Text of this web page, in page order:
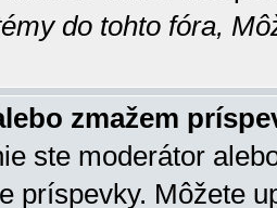
do tohto fóra,
zmažem
ste moderátor
príspevky. Môžete